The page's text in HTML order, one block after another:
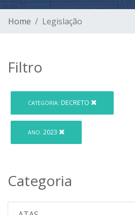
Home Legislação
Filtro
CATEGORIA: DECRETO
ANO: 2023
Categoria